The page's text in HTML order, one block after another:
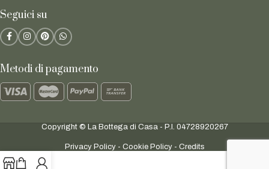
Seguici su
Metodi di pagamento
Copyright © La Bottega di Casa - P.I. 04728920267
Privacy Policy- Cookie Policy- Credits